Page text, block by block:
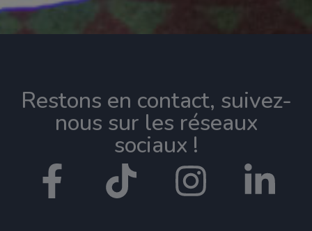
Restons en contact, suivez-
nous sur les réseaux
sociaux !​